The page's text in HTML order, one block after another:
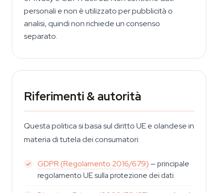
personali e non è utilizzato per pubblicità o
analisi, quindi non richiede un consenso
separato.
Riferimenti & autorità
Questa politica si basa sul diritto UE e olandese in
materia di tutela dei consumatori:
GDPR (Regolamento 2016/679) — principale
regolamento UE sulla protezione dei dati.